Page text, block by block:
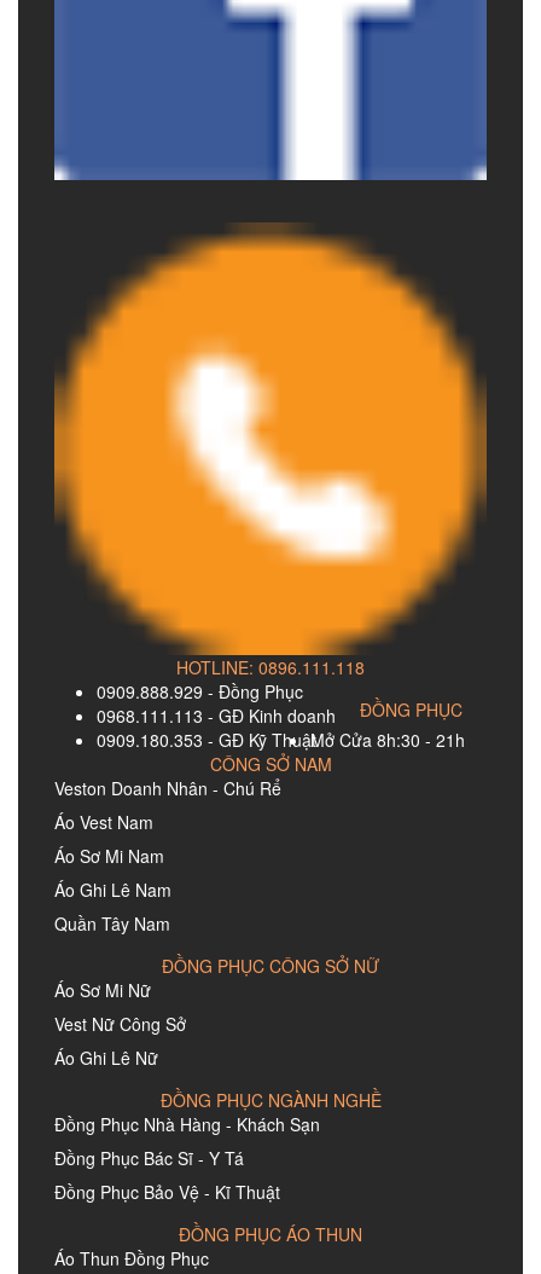
HOTLINE: 0896.111.118
0909.888.929 - Đồng Phục
0968.111.113 - GĐ Kinh doanh
0909.180.353 - GĐ Kỹ ThuậtMở Cửa 8h:30 - 21h
ĐỒNG PHỤC
CÔNG SỞ NAM
Veston Doanh Nhân - Chú Rể
Áo Vest Nam
Áo Sơ Mi Nam
Áo Ghi Lê Nam
Quần Tây Nam
ĐỒNG PHỤC CÔNG SỞ NỮ
Áo Sơ Mi Nữ
Vest Nữ Công Sở
Áo Ghi Lê Nữ
ĐỒNG PHỤC NGÀNH NGHỀ
Đồng Phục Nhà Hàng - Khách Sạn
Đồng Phục Bác Sĩ - Y Tá
Đồng Phục Bảo Vệ - Kĩ Thuật
ĐỒNG PHỤC ÁO THUN
Áo Thun Đồng Phục